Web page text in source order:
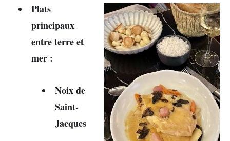
Plats
principaux
entre terre et
mer :
Noix de
Saint-
Jacques